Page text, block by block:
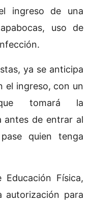
ingreso de una
uso de
ya se anticipa
el ingreso, con un
tomará la
antes de entrar al
quien tenga
Física,
para